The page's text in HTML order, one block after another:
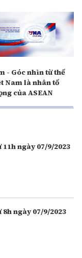
- Góc nhìn từ thế
Nam là nhân tố
của ASEAN
ngày 07/9/2023
ngày 07/9/2023